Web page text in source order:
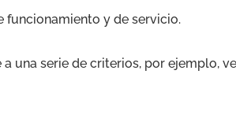
funcionamiento y de servicio.
una serie de criterios, por ejemplo,